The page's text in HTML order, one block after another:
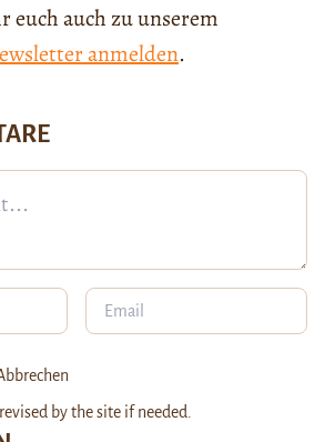
auch zu unserem
anmelden.
by the site if needed.